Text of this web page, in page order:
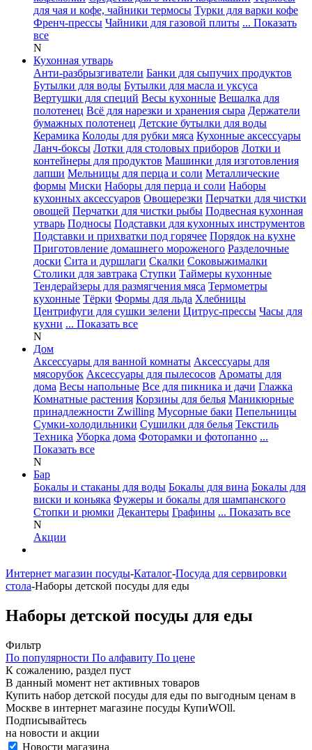
для чая и кофе, чайники термосы Турки для варки кофе
Френч-прессы Чайники для газовой плиты ... Показать
все
N
Кухонная утварь
Анти-разбрызгиватели Банки для сыпучих продуктов
Бутылки для воды Бутылки для масла и уксуса
Вертушки для специй Весы кухонные Вешалка для
полотенец Всё для нарезки и хранения сыра Держатели
бумажных полотенец Детские бутылки для воды
Керамика Колоды для рубки мяса Кухонные аксессуары
Ланч-боксы Лотки для столовых приборов Лотки и
контейнеры для продуктов Машинки для изготовления
лапши Мельницы для перца и соли Металлические
формы Миски Наборы для перца и соли Наборы
кухонных аксессуаров Овощерезки Перчатки для чистки
овощей Перчатки для чистки рыбы Подвесная кухонная
утварь Подносы Подставки для кухонных инструментов
Подставки и прихватки под горячее Порядок на кухне
Приготовление домашнего мороженого Разделочные
доски Сита и дуршлаги Скалки Соковыжималки
Столики для завтрака Ступки Таймеры кухонные
Тендерайзеры для размягчения мяса Термометры
кухонные Тёрки Формы для льда Хлебницы
Центрифуги для сушки зелени Цитрус-прессы Часы для
кухни ... Показать все
N
Дом
Аксессуары для ванной комнаты Аксессуары для
мясорубок Аксессуары для пылесосов Ароматы для
дома Весы напольные Все для пикника и дачи Глажка
Комнатные растения Корзины для белья Маникюрные
принадлежности Zwilling Мусорные баки Пепельницы
Сумки-холодильники Сушилки для белья Текстиль
Техника Уборка дома Фоторамки и фотопанно ...
Показать все
N
Бар
Бокалы и стаканы для воды Бокалы для вина Бокалы для
виски и коньяка Фужеры и бокалы для шампанского
Стопки и рюмки Декантеры Графины ... Показать все
N
Акции
Интернет магазин посуды-Каталог-Посуда для сервировки
стола-Наборы детской посуды для еды
Наборы детской посуды для еды
Фильтр
По популярности По алфавиту По цене
К сожалению, раздел пуст
В данный момент нет активных товаров
Купить набор детской посуды для еды по выгодным ценам в
Москве в интернет магазине посуды КупиWOll.
Подписывайтесь
на новости и акции
Новости магазина